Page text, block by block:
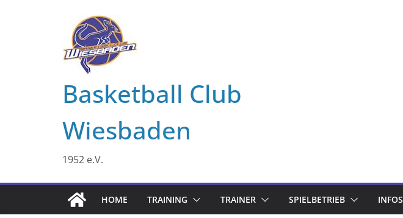
Basketball Club
Wiesbaden
1952 e.V.
HOME TRAINING TRAINER SPIELBETRIEB INFOS